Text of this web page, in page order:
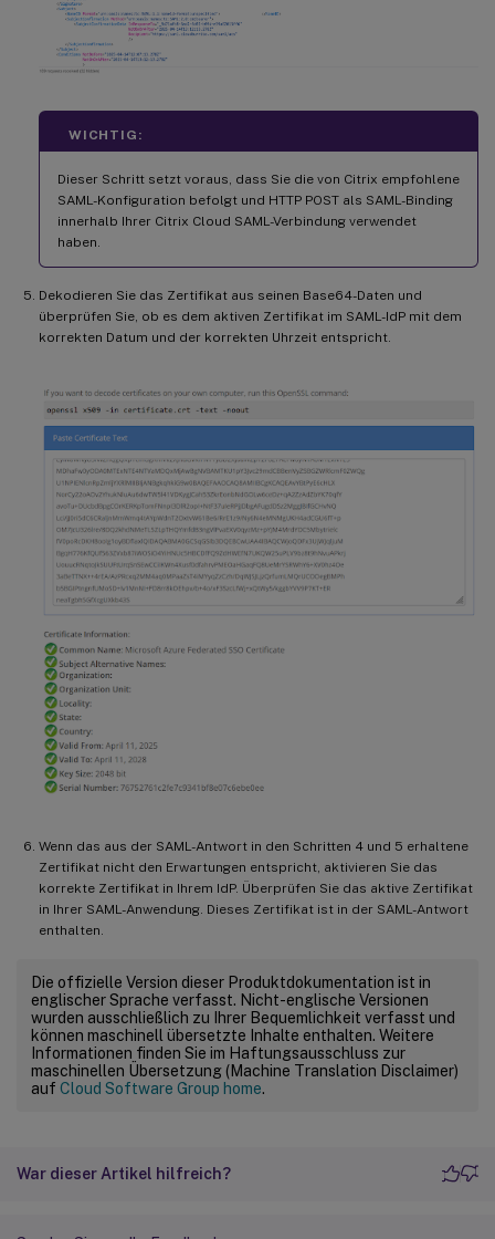
WICHTIG:
Dieser Schritt setzt voraus, dass Sie die von Citrix empfohlene
SAML-Konfiguration befolgt und HTTP POST als SAML-Binding
innerhalb Ihrer Citrix Cloud SAML-Verbindung verwendet
haben.
Dekodieren Sie das Zertifikat aus seinen Base64-Daten und
überprüfen Sie, ob es dem aktiven Zertifikat im SAML-IdP mit dem
korrekten Datum und der korrekten Uhrzeit entspricht.
Wenn das aus der SAML-Antwort in den Schritten 4 und 5 erhaltene
Zertifikat nicht den Erwartungen entspricht, aktivieren Sie das
korrekte Zertifikat in Ihrem IdP. Überprüfen Sie das aktive Zertifikat
in Ihrer SAML-Anwendung. Dieses Zertifikat ist in der SAML-Antwort
enthalten.
Die offizielle Version dieser Produktdokumentation ist in
englischer Sprache verfasst. Nicht-englische Versionen
wurden ausschließlich zu Ihrer Bequemlichkeit verfasst und
können maschinell übersetzte Inhalte enthalten. Weitere
Informationen finden Sie im Haftungsausschluss zur
maschinellen Übersetzung (Machine Translation Disclaimer)
auf Cloud Software Group home.
War dieser Artikel hilfreich?